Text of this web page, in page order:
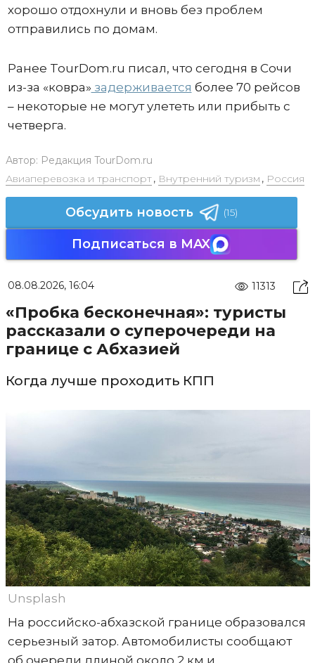
хорошо отдохнули и вновь без проблем
отправились по домам.
Ранее TourDom.ru писал, что сегодня в Сочи
из-за «ковра» задерживается более 70 рейсов
– некоторые не могут улететь или прибыть с
четверга.
Автор: Редакция TourDom.ru
Авиаперевозка и транспорт, Внутренний туризм , Россия
Обсудить новость (15)
Подписаться в MAX
08.08.2026, 16:04 11313
«Пробка бесконечная»: туристы
рассказали о суперочереди на
границе с Абхазией
Когда лучше проходить КПП
Unsplash
На российско-абхазской границе образовался
серьезный затор. Автомобилисты сообщают